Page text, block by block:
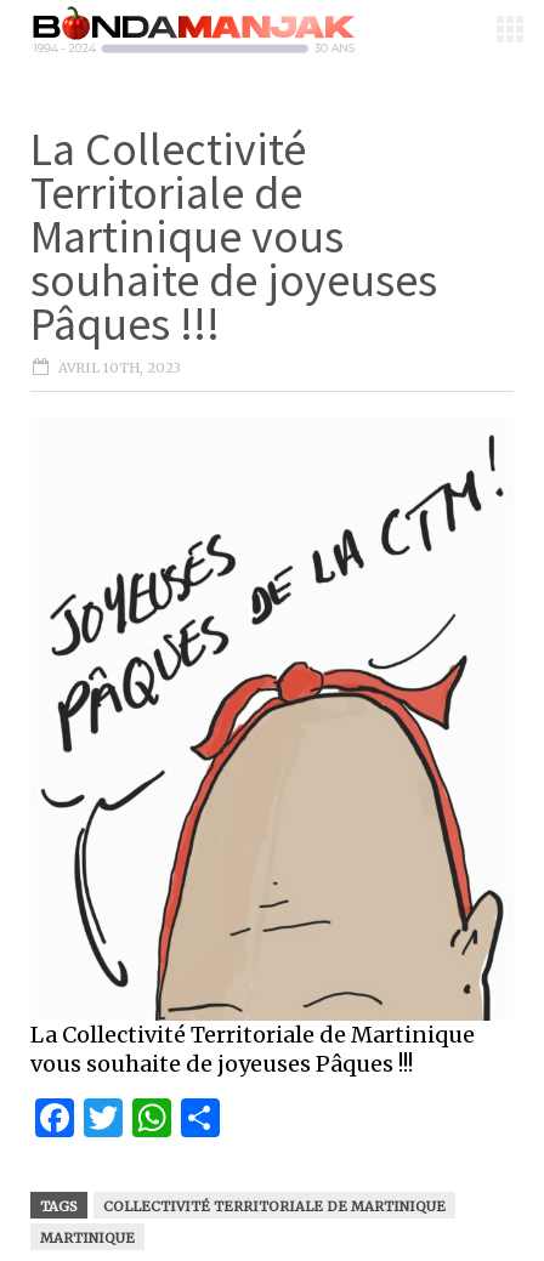
La Collectivité
Territoriale de
Martinique vous
souhaite de joyeuses
Pâques !!!
AVRIL 10TH, 2023
La Collectivité Territoriale de Martinique
vous souhaite de joyeuses Pâques !!!
Facebook
Twitter
WhatsApp
TAGS
COLLECTIVITÉ TERRITORIALE DE MARTINIQUE
MARTINIQUE